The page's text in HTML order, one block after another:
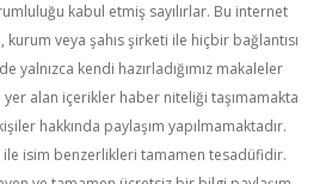
kabul etmiş sayılırlar. Bu internet
veya şahıs şirketi ile hiçbir bağlantısı
yalnızca kendi hazırladığımız makaleler
yer alan içerikler haber niteliği taşımamakta
hakkında paylaşım yapılmamaktadır.
ile isim benzerlikleri tamamen tesadüfidir.